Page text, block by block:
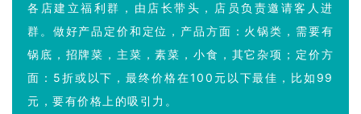
各店建立福利群，由店长带头，店员负责邀请客人进
群。做好产品定价和定位，产品方面：火锅类，需要有
锅底，招牌菜，主菜，素菜，小食，其它杂项；定价方
面：5折或以下，最终价格在100元以下最佳，比如99
元，要有价格上的吸引力。